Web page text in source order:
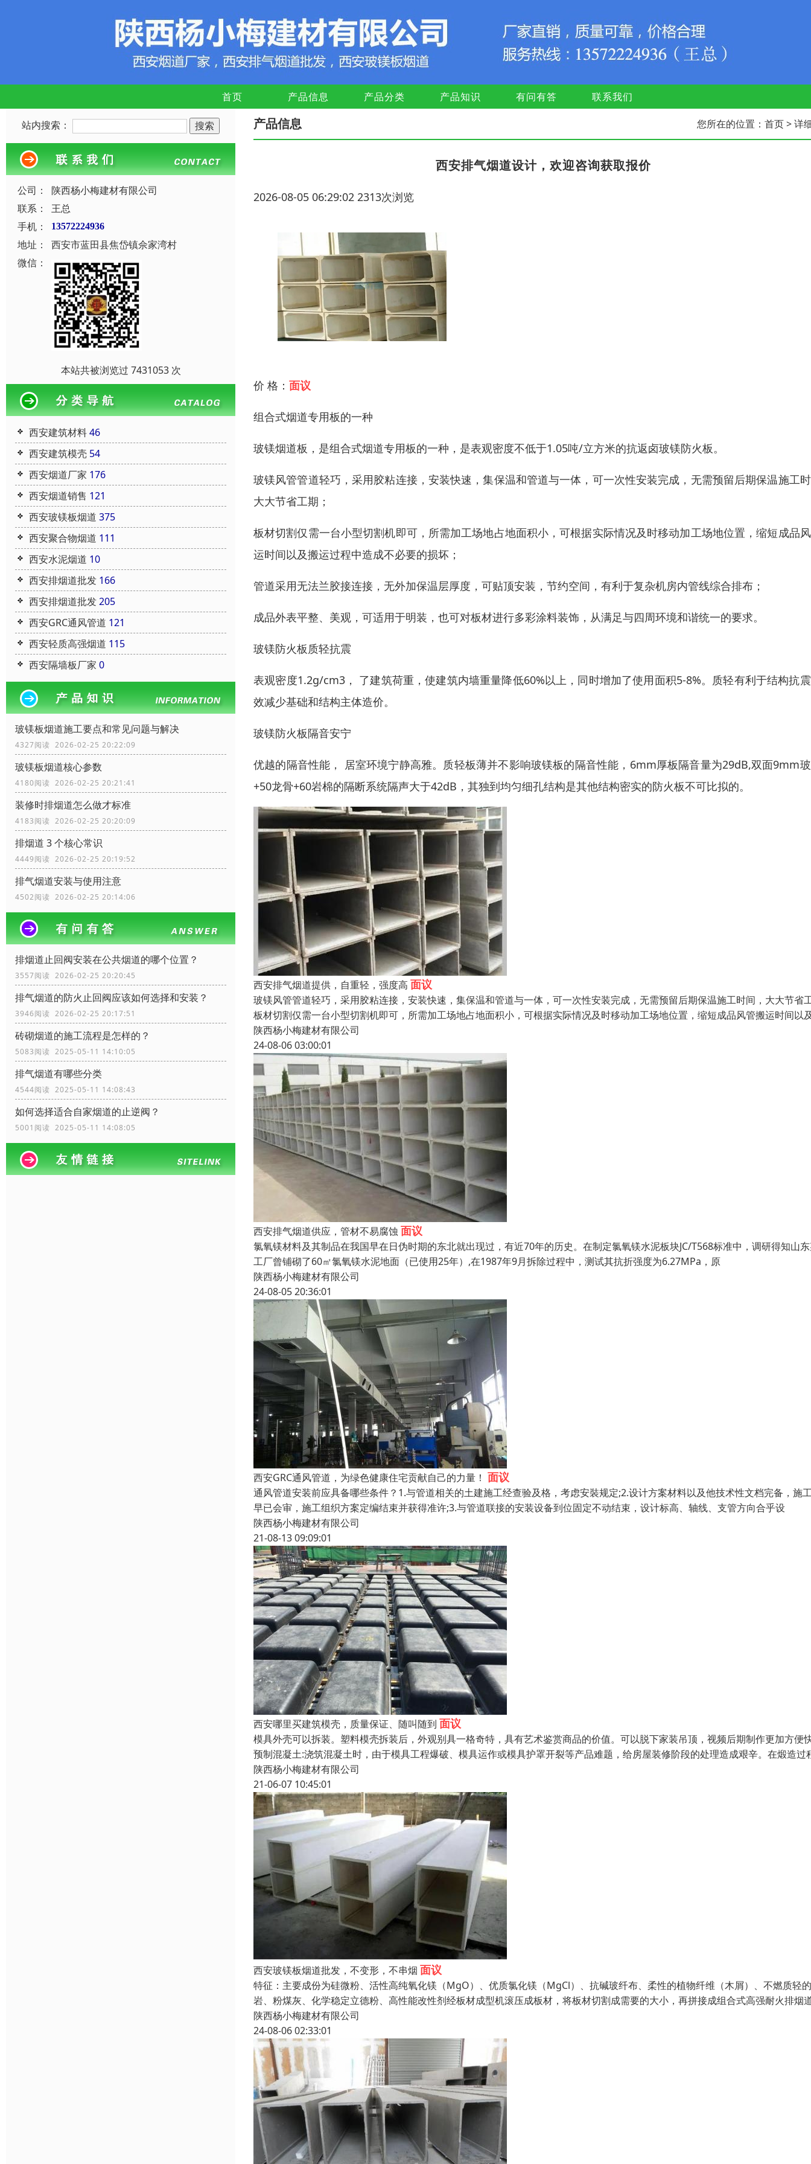
首页 产品信息 产品分类 产品知识 有问有答 联系我们
站内搜索：
公司：
陕西杨小梅建材有限公司
联系：
王总
手机：
13572224936
地址：
西安市蓝田县焦岱镇佘家湾村
微信：
本站共被浏览过 7431053 次
西安建筑材料46
西安建筑模壳 54
西安烟道厂家 176
西安烟道销售 121
西安玻镁板烟道 375
西安聚合物烟道 111
西安水泥烟道 10
西安排烟道批发 166
西安排烟道批发205
西安GRC通风管道 121
西安轻质高强烟道 115
西安隔墙板厂家 0
玻镁板烟道施工要点和常见问题与解决
4327阅读 2026-02-25 20:22:09
玻镁板烟道核心参数
4180阅读 2026-02-25 20:21:41
装修时排烟道怎么做才标准
4183阅读 2026-02-25 20:20:09
排烟道 3 个核心常识
4449阅读 2026-02-25 20:19:52
排气烟道安装与使用注意
4502阅读 2026-02-25 20:14:06
排烟道止回阀安装在公共烟道的哪个位置？
3557阅读 2026-02-25 20:20:45
排气烟道的防火止回阀应该如何选择和安装？
3946阅读 2026-02-25 20:17:51
砖砌烟道的施工流程是怎样的？
5083阅读 2025-05-11 14:10:05
排气烟道有哪些分类
4544阅读 2025-05-11 14:08:43
如何选择适合自家烟道的止逆阀？
5001阅读 2025-05-11 14:08:05
产品信息 您所在的位置： 首页> 详
西安排气烟道设计，欢迎咨询获取报价
2026-08-05 06:29:02 2313次浏览
价 格： 面议
组合式烟道专用板的一种
玻镁烟道板，是组合式烟道专用板的一种，是表观密度不低于1.05吨/立方米的抗返卤玻镁防火板。
玻镁风管管道轻巧，采用胶粘连接，安装快速，集保温和管道与一体，可一次性安装完成，无需预留后期保温施工
大大节省工期；
板材切割仅需一台小型切割机即可，所需加工场地占地面积小，可根据实际情况及时移动加工场地位置，缩短成品
运时间以及搬运过程中造成不必要的损坏；
管道采用无法兰胶接连接，无外加保温层厚度，可贴顶安装，节约空间，有利于复杂机房内管线综合排布；
成品外表平整、美观，可适用于明装，也可对板材进行多彩涂料装饰，从满足与四周环境和谐统一的要求。
玻镁防火板质轻抗震
表观密度1.2g/cm3， 了建筑荷重，使建筑内墙重量降低60%以上，同时增加了使用面积5-8%。质轻有利于结构抗
效减少基础和结构主体造价。
玻镁防火板隔音安宁
优越的隔音性能， 居室环境宁静高雅。质轻板薄并不影响玻镁板的隔音性能，6mm厚板隔音量为29dB,双面9mm
+50龙骨+60岩棉的隔断系统隔声大于42dB，其独到均匀细孔结构是其他结构密实的防火板不可比拟的。
西安排气烟道提供，自重轻，强度高 面议
玻镁风管管道轻巧，采用胶粘连接，安装快速，集保温和管道与一体，可一次性安装完成，无需预留后期保温施工时间，大大节省
板材切割仅需一台小型切割机即可，所需加工场地占地面积小，可根据实际情况及时移动加工场地位置，缩短成品风管搬运时间以
陕西杨小梅建材有限公司
24-08-06 03:00:01
西安排气烟道供应，管材不易腐蚀 面议
氯氧镁材料及其制品在我国早在日伪时期的东北就出现过，有近70年的历史。在制定氯氧镁水泥板块JC/T568标准中，调研得知山
工厂曾铺砌了60㎡氯氧镁水泥地面（已使用25年）,在1987年9月拆除过程中，测试其抗折强度为6.27MPa，原
陕西杨小梅建材有限公司
24-08-05 20:36:01
西安GRC通风管道，为绿色健康住宅贡献自己的力量！ 面议
通风管道安装前应具备哪些条件？1.与管道相关的土建施工经查验及格，考虑安裝规定;2.设计方案材料以及他技术性文档完备，施
早已会审，施工组织方案定编结束并获得准许;3.与管道联接的安装设备到位固定不动结束，设计标高、轴线、支管方向合乎设
陕西杨小梅建材有限公司
21-08-13 09:09:01
西安哪里买建筑模壳，质量保证、随叫随到 面议
模具外壳可以拆装。塑料模壳拆装后，外观别具一格奇特，具有艺术鉴赏商品的价值。可以脱下家装吊顶，视频后期制作更加方便
预制混凝土:浇筑混凝土时，由于模具工程爆破、模具运作或模具护罩开裂等产品难题，给房屋装修阶段的处理造成艰辛。在煅造过
陕西杨小梅建材有限公司
21-06-07 10:45:01
西安玻镁板烟道批发，不变形，不串烟 面议
特征：主要成份为硅微粉、活性高纯氧化镁（MgO）、优质氯化镁（MgCl）、抗碱玻纤布、柔性的植物纤维（木屑）、不燃质轻
岩、粉煤灰、化学稳定立德粉、高性能改性剂经板材成型机滚压成板材，将板材切割成需要的大小，再拼接成组合式高强耐火排烟
陕西杨小梅建材有限公司
24-08-06 02:33:01